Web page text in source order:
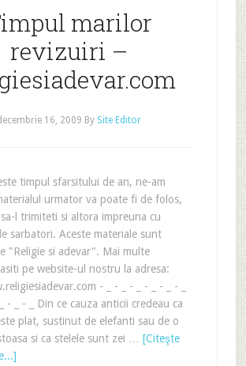
marilor
revizuiri –
16, 2009 By Site Editor
timpul sfarsitului de an, ne-am
urmator va poate fi de folos,
l trimiteti si altora impreuna cu
sarbatori. Aceste materiale sunt
"Religie si adevar". Mai multe
pe website-ul nostru la adresa:
- _ - _ - _ - _ - _ - _
- _ - _ Din ce cauza anticii credeau ca
plat, sustinut de elefanti sau de o
si ca stelele sunt zei … [Citeşte